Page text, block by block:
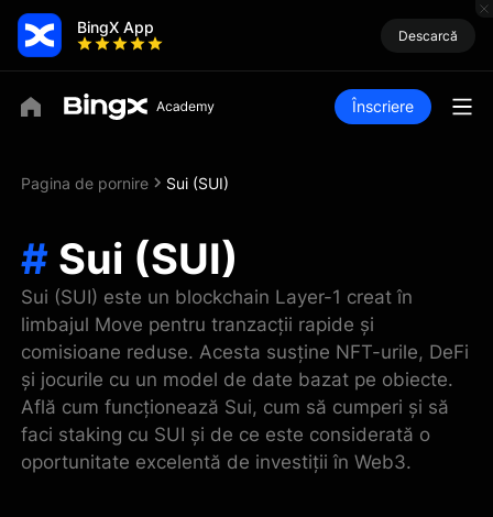
BingX App Descarcă
Înscriere
Pagina de pornire Sui (SUI)
# Sui (SUI)
Sui (SUI) este un blockchain Layer-1 creat în
limbajul Move pentru tranzacții rapide și
comisioane reduse. Acesta susține NFT-urile, DeFi
și jocurile cu un model de date bazat pe obiecte.
Află cum funcționează Sui, cum să cumperi și să
faci staking cu SUI și de ce este considerată o
oportunitate excelentă de investiții în Web3.